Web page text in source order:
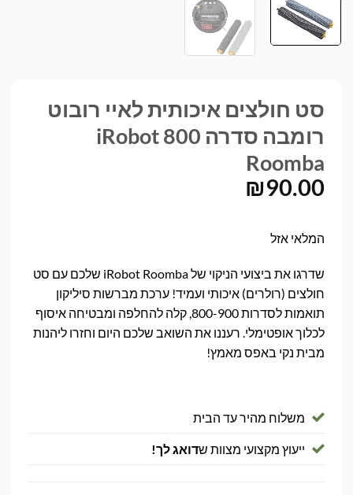
סט חולצים איכותית לאיי רובוט
רומבה סדרה 800 iRobot
Roomba
₪90.00
המלאי אזל
שדרגו את ביצועי הניקוי של iRobot Roomba שלכם עם סט
חולצים (רולרים) איכותי ועמיד! ערכת מברשות סיליקון
תואמות לסדרות 800-900, קלה להחלפה ומבטיחה איסוף
לכלוך אופטימלי. רעננו את השואב שלכם היום וחזרו ליהנות
מבית נקי באפס מאמץ!
משלוח מהיר עד הבית
ייעוץ מקצועי מצוות שדואג לך!